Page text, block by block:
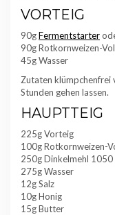
VORTEIG
90gFermentstarter
90g Rotkornweizen-
45g Wasser
Zutaten klümpchenfrei
Stunden gehen lassen.
HAUPTTEIG
225g Vorteig
100g Rotkornweizen-
250g Dinkelmehl 1050
275g Wasser
12g Salz
10g Honig
15g Butter